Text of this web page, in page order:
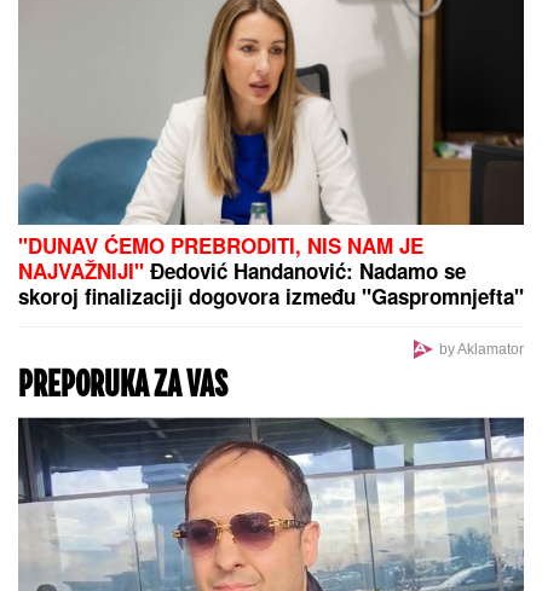
VERENICA DRAGANA STANKOVIĆA POSTALA
PREDMET PODSMEHAZbog jednog detalja sa
veridbe je urnišu na mrežama: "Bukvalno dva
dinara"
"Delije" mogu da odahnu: Crvena
zvezda će igrati Ligu šampiona, a
ovo je dokaz
Srbija izgubila košem u poslednjoj
sekundi, veliko iznenađenje, ovo
nikako nije dobro